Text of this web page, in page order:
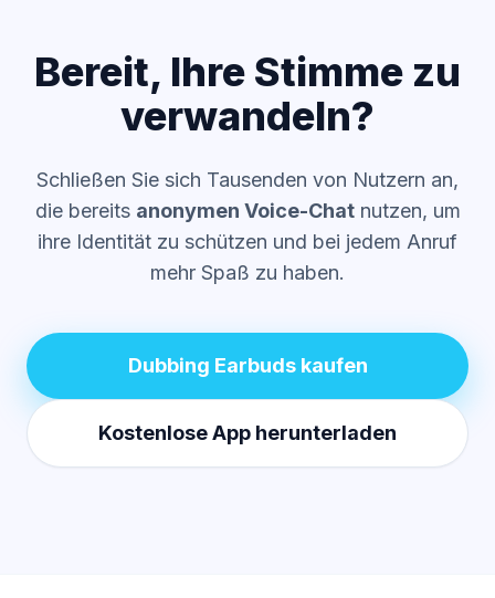
Bereit, Ihre Stimme zu
verwandeln?
Schließen Sie sich Tausenden von Nutzern an,
die bereits anonymen Voice-Chatnutzen, um
ihre Identität zu schützen und bei jedem Anruf
mehr Spaß zu haben.
Dubbing Earbuds kaufen
Kostenlose App herunterladen